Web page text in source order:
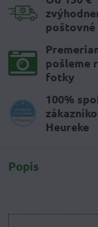
poštovné
pošleme
fotky
100%
Heureke
Popis